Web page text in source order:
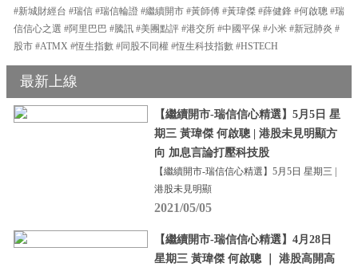
#新城財經台 #瑞信 #瑞信輪證 #繼續開市 #黃師傅 #黃瑋傑 #薛健鋒 #何啟聰 #瑞
信信心之選 #阿里巴巴 #騰訊 #美團點評 #港交所 #中國平保 #小米 #新冠肺炎 #
股市 #ATMX #恆生指數 #同股不同權 #恆生科技指數 #HSTECH
最新上線
【繼續開市-瑞信信心精選】5月5日 星
期三 黃瑋傑 何啟聰 | 港股未見明顯方
向 加息言論打壓科技股
【繼續開市-瑞信信心精選】5月5日 星期三 |
港股未見明顯
2021/05/05
【繼續開市-瑞信信心精選】4月28日
星期三 黃瑋傑 何啟聰 ｜ 港股高開高